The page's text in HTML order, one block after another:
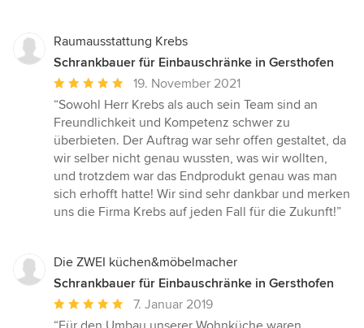
Raumausstattung Krebs
Schrankbauer für Einbauschränke in Gersthofen
Durchschnittliche
Bewertung:
5
von
5
Sternen
19. November 2021
“Sowohl Herr Krebs als auch sein Team sind an
Freundlichkeit und Kompetenz schwer zu
überbieten. Der Auftrag war sehr offen gestaltet, da
wir selber nicht genau wussten, was wir wollten,
und trotzdem war das Endprodukt genau was man
sich erhofft hatte! Wir sind sehr dankbar und merken
uns die Firma Krebs auf jeden Fall für die Zukunft!”
Die ZWEI küchen&möbelmacher
Schrankbauer für Einbauschränke in Gersthofen
Durchschnittliche
Bewertung:
7. Januar 2019